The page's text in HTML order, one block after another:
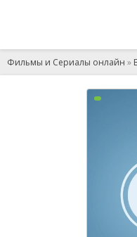
Фильмы и Сериалы онлайн »